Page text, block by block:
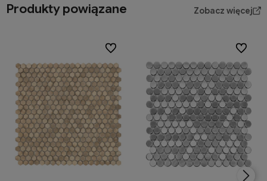
Produkty powiązane Zobacz więcej
Do ulubionych Do